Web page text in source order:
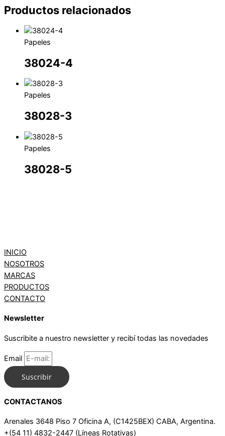
Productos relacionados
Papeles
38024-4
Papeles
38028-3
Papeles
38028-5
INICIO
NOSOTROS
MARCAS
PRODUCTOS
CONTACTO
Newsletter
Suscribite a nuestro newsletter y recibí todas las novedades
Email
Suscribir
CONTACTANOS
Arenales 3648 Piso 7 Oficina A, (C1425BEX) CABA, Argentina.
+(54 11) 4832-2447 (Líneas Rotativas)